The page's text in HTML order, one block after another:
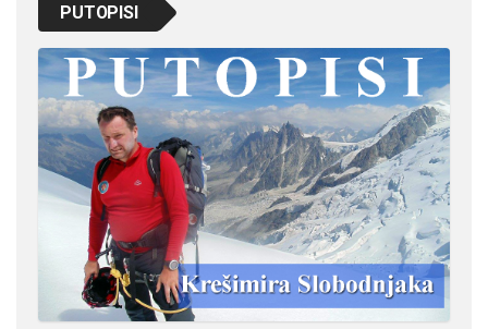
PUTOPISI